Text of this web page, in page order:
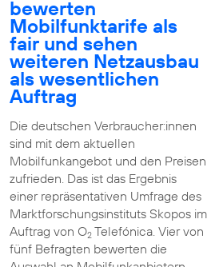
bewerten
Mobilfunktarife als
fair und sehen
weiteren Netzausbau
als wesentlichen
Auftrag
Die deutschen Verbraucher:innen
sind mit dem aktuellen
Mobilfunkangebot und den Preisen
zufrieden. Das ist das Ergebnis
einer repräsentativen Umfrage des
Marktforschungsinstituts Skopos im
Auftrag von O2Telefónica. Vier von
fünf Befragten bewerten die